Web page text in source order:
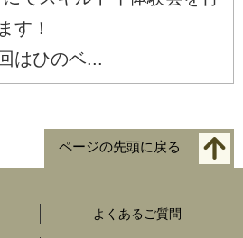
す！
はひのベ...
ページの先頭に戻る
よくあるご質問